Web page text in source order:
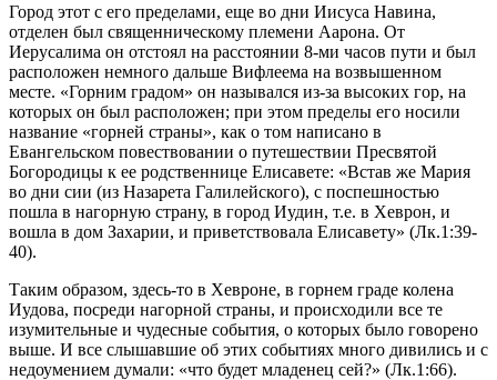
Город этот с его пределами, еще во дни Иисуса Навина,
отделен был священническому племени Аарона. От
Иерусалима он отстоял на расстоянии 8-ми часов пути и был
расположен немного дальше Вифлеема на возвышенном
месте. «Горним градом» он назывался из-за высоких гор, на
которых он был расположен; при этом пределы его носили
название «горней страны», как о том написано в
Евангельском повествовании о путешествии Пресвятой
Богородицы к ее родственнице Елисавете: «Встав же Мария
во дни сии (из Назарета Галилейского), с поспешностью
пошла в нагорную страну, в город Иудин, т.е. в Хеврон, и
вошла в дом Захарии, и приветствовала Елисавету» (Лк.1:39-
40).
Таким образом, здесь-то в Хевроне, в горнем граде колена
Иудова, посреди нагорной страны, и происходили все те
изумительные и чудесные события, о которых было говорено
выше. И все слышавшие об этих событиях много дивились и с
недоумением думали: «что будет младенец сей?» (Лк.1:66).